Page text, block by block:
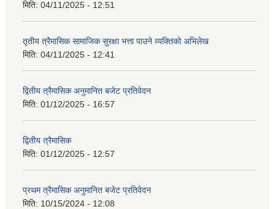
मिति: 04/11/2025 - 12:51
तृतीय त्रैमासिक सामाजिक सुरक्षा भत्ता पाउने व्यक्तिको अभिलेख
मिति: 04/11/2025 - 12:41
द्वितीय त्रैमासिक अनुमानित बजेट प्रतिवेदन
मिति: 01/12/2025 - 16:57
द्वितीय त्रैमासिक
मिति: 01/12/2025 - 12:57
प्रथम त्रैमासिक अनुमानित बजेट प्रतिवेदन
मिति: 10/15/2024 - 12:08